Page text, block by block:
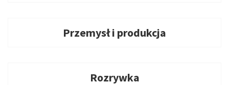
Przemysł i produkcja
Rozrywka